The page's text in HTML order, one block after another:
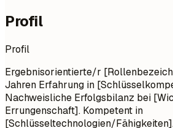
Profil
Profil
Ergebnisorientierte/r
Jahren Erfahrung in
Nachweisliche Erfolgsbilanz bei
Errungenschaft]. Kompetent in
[Schlüsseltechnologien/